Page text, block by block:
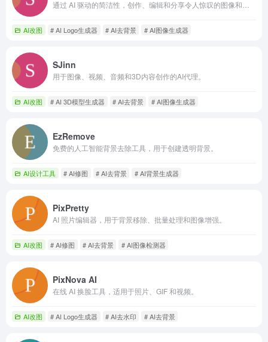
AI改图 # AI Logo生成器 # AI去背景 # AI图像生成器
SJinn
用于图像、视频、音频和3D内容创作的AI代理。
AI改图 # AI 3D模型生成器 # AI去背景 # AI图像生成器
EzRemove
免费的人工智能背景去除工具，用于创建透明背景。
AI设计工具 # AI修图 # AI去背景 # AI背景生成器
PixPretty
AI 照片编辑器，用于背景移除、批量处理和图像增强。
AI改图 # AI修图 # AI去背景 # AI图像检测器
PixNova AI
在线 AI 换脸工具，适用于照片、GIF 和视频。
AI改图 # AI Logo生成器 # AI去水印 # AI去背景